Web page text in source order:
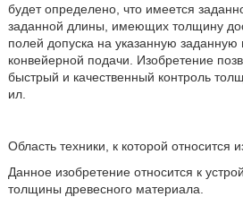
будет определено, что имеется
заданной длины, имеющих толщину
полей допуска на указанную заданную
конвейерной подачи. Изобретение
быстрый и качественный контроль
ил.
Область техники, к которой относится
Данное изобретение относится к
толщины древесного материала.